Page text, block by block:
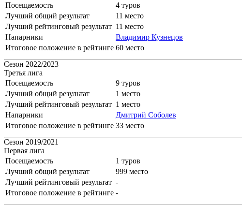
Посещаемость
4 туров
Лучший общий результат
11 место
Лучший рейтинговый результат 11 место
Напарники
Владимир Кузнецов
Итоговое положение в рейтинге 60 место
Сезон 2022/2023
Третья лига
Посещаемость
9 туров
Лучший общий результат
1 место
Лучший рейтинговый результат 1 место
Напарники
Дмитрий Соболев
Итоговое положение в рейтинге 33 место
Сезон 2019/2021
Первая лига
Посещаемость
1 туров
Лучший общий результат
999 место
Лучший рейтинговый результат -
Итоговое положение в рейтинге -